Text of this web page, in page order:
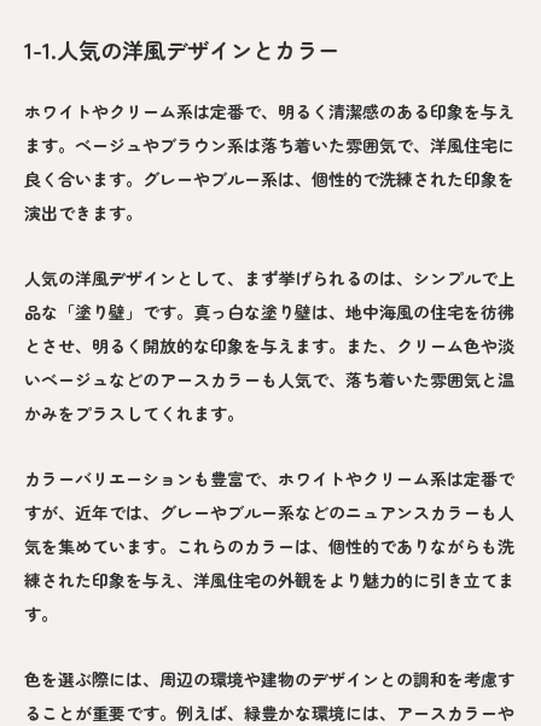
1-1.人気の洋風デザインとカラー
ホワイトやクリーム系は定番で、明るく清潔感のある印象を与え
ます。ベージュやブラウン系は落ち着いた雰囲気で、洋風住宅に
良く合います。グレーやブルー系は、個性的で洗練された印象を
演出できます。
人気の洋風デザインとして、まず挙げられるのは、シンプルで上
品な「塗り壁」です。真っ白な塗り壁は、地中海風の住宅を彷彿
とさせ、明るく開放的な印象を与えます。また、クリーム色や淡
いベージュなどのアースカラーも人気で、落ち着いた雰囲気と温
かみをプラスしてくれます。
カラーバリエーションも豊富で、ホワイトやクリーム系は定番で
すが、近年では、グレーやブルー系などのニュアンスカラーも人
気を集めています。これらのカラーは、個性的でありながらも洗
練された印象を与え、洋風住宅の外観をより魅力的に引き立てま
す。
色を選ぶ際には、周辺の環境や建物のデザインとの調和を考慮す
ることが重要です。例えば、緑豊かな環境には、アースカラーや